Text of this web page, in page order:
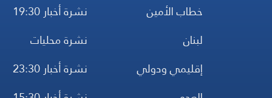
خطاب الأمين
لبنان
إقليمي ودولي
نشرة أخبار 19:30
نشرة محليات
نشرة أخبار 23:30